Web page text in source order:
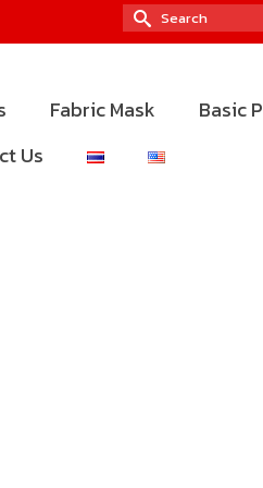
Search
for:
Fabric Mask
Basic
Us